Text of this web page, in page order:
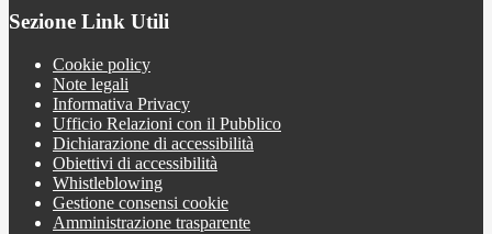
Sezione Link Utili
Cookie policy
Note legali
Informativa Privacy
Ufficio Relazioni con il Pubblico
Dichiarazione di accessibilità
Obiettivi di accessibilità
Whistleblowing
Gestione consensi cookie
Amministrazione trasparente